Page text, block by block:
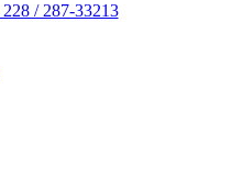
/ 287-33213